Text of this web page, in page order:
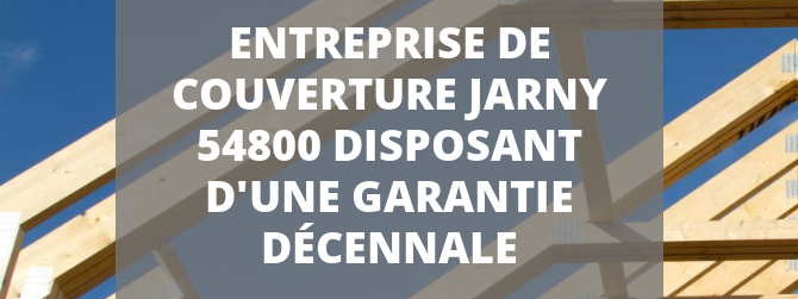
ENTREPRISE DE
COUVERTURE JARNY
54800 DISPOSANT
D'UNE GARANTIE
DÉCENNALE